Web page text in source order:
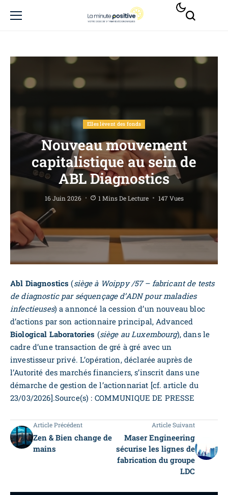
Elles lèvent des fonds
Nouveau mouvement
capitalistique au sein de
ABL Diagnostics
16 Juin 2026 1 Mins De Lecture 147 Vues
Abl Diagnostics (siège à Woippy /57 – fabricant de tests
de diagnostic par séquençage d’ADN pour maladies
infectieuses) a annoncé la cession d’un nouveau bloc
d’actions par son actionnaire principal, Advanced
Biological Laboratories (siège au Luxembourg), dans le
cadre d’une transaction de gré à gré avec un
investisseur privé. L’opération, déclarée auprès de
l’Autorité des marchés financiers, s’inscrit dans une
démarche de gestion de l’actionnariat [cf. article du
23/03/2026].Source(s) : COMMUNIQUE DE PRESSE
Article Précédent
Zen & Bien change de
mains
Article Suivant
Maser Engineering
sécurise les lignes de
fabrication du groupe
LDC